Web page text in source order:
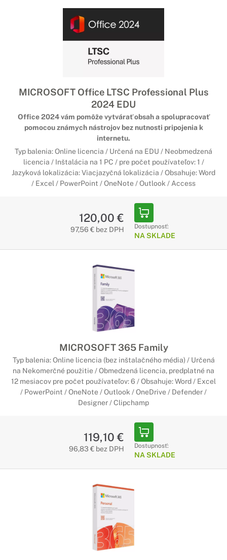
MICROSOFT Office LTSC Professional Plus
2024 EDU
Office 2024 vám pomôže vytvárať obsah a spolupracovať
pomocou známych nástrojov bez nutnosti pripojenia k
internetu.
Typ balenia: Online licencia / Určená na EDU / Neobmedzená
licencia / Inštalácia na 1 PC / pre počet používateľov: 1 /
Jazyková lokalizácia: Viacjazyčná lokalizácia / Obsahuje: Word
/ Excel / PowerPoint / OneNote / Outlook / Access
120,00 €
97,56 € bez DPH Dostupnosť:
NA SKLADE
MICROSOFT 365 Family
Typ balenia: Online licencia (bez inštalačného média) / Určená
na Nekomerčné použitie / Obmedzená licencia, predplatné na
12 mesiacov pre počet používateľov: 6 / Obsahuje: Word / Excel
/ PowerPoint / OneNote / Outlook / OneDrive / Defender /
Designer / Clipchamp
119,10 €
96,83 € bez DPH Dostupnosť:
NA SKLADE